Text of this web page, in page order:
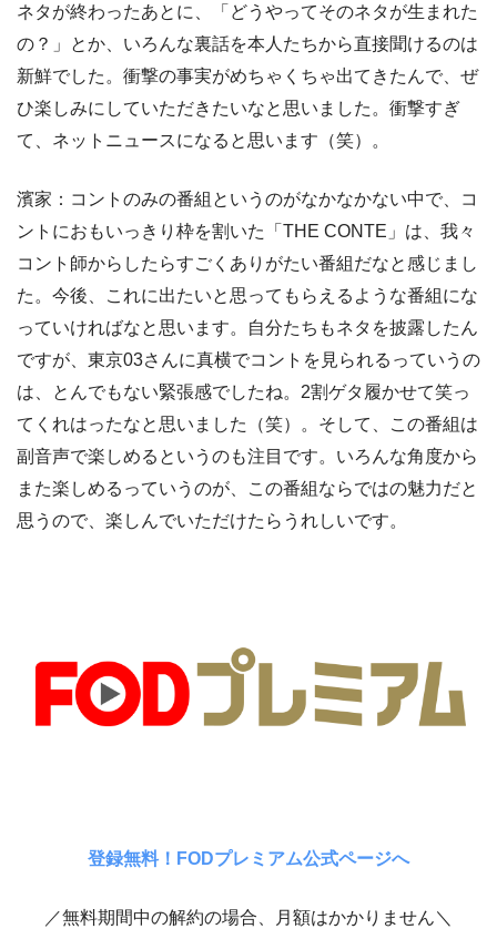
ネタが終わったあとに、「どうやってそのネタが生まれた
の？」とか、いろんな裏話を本人たちから直接聞けるのは
新鮮でした。衝撃の事実がめちゃくちゃ出てきたんで、ぜ
ひ楽しみにしていただきたいなと思いました。衝撃すぎ
て、ネットニュースになると思います（笑）。
濱家：コントのみの番組というのがなかなかない中で、コ
ントにおもいっきり枠を割いた「THE CONTE」は、我々
コント師からしたらすごくありがたい番組だなと感じまし
た。今後、これに出たいと思ってもらえるような番組にな
っていければなと思います。自分たちもネタを披露したん
ですが、東京03さんに真横でコントを見られるっていうの
は、とんでもない緊張感でしたね。2割ゲタ履かせて笑っ
てくれはったなと思いました（笑）。そして、この番組は
副音声で楽しめるというのも注目です。いろんな角度から
また楽しめるっていうのが、この番組ならではの魅力だと
思うので、楽しんでいただけたらうれしいです。
登録無料！FODプレミアム公式ページへ
／無料期間中の解約の場合、月額はかかりません＼